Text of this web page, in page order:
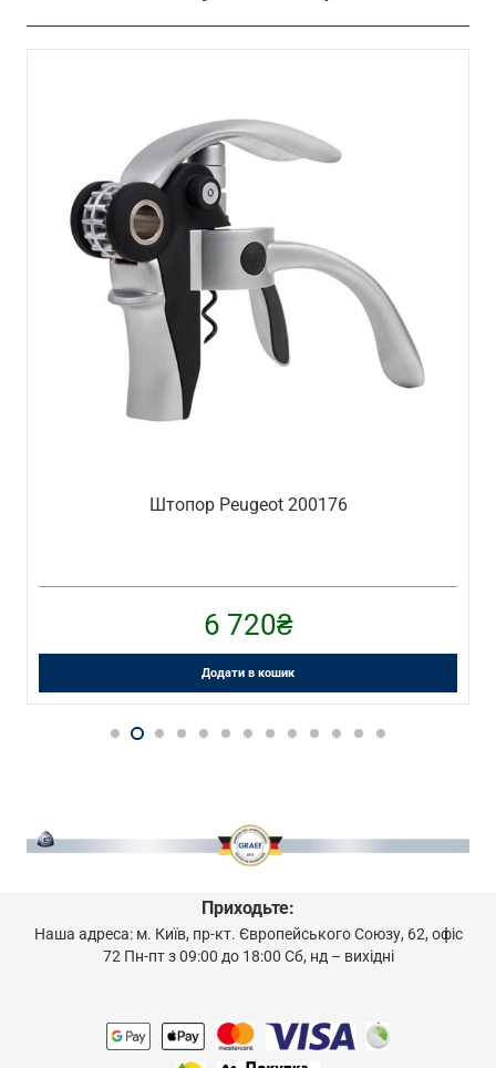
Штопор Peugeot 200176
6 720₴
Додати в кошик
Приходьте:
Наша адреса: м. Київ, пр-кт. Європейського Союзу, 62, офіс
72 Пн-пт з 09:00 до 18:00 Сб, нд – вихідні